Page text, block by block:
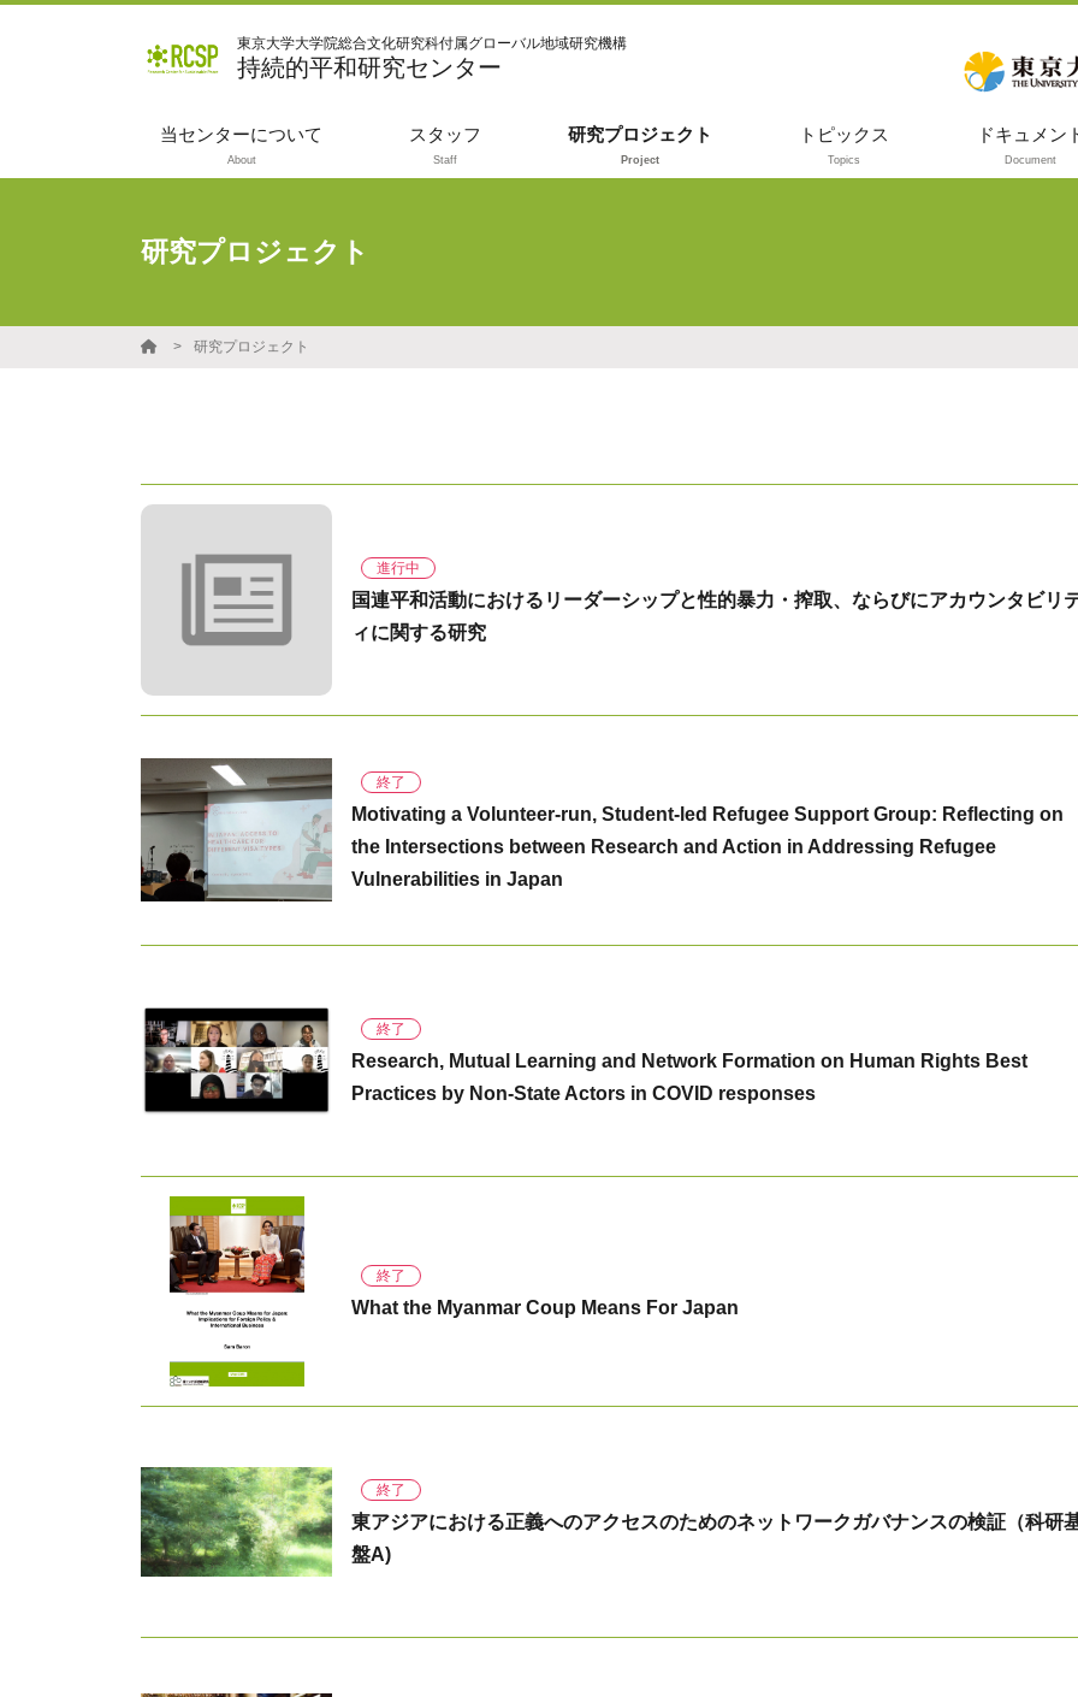
東京大学大学院総合文化研究科付属グローバル地域研究機構
持続的平和研究センター
当センターについて
About
スタッフ
Staff
研究プロジェクト
Project
トピックス
Topics
ドキュメン
Document
研究プロジェクト
研究プロジェクト
進行中
国連平和活動におけるリーダーシップと性的暴力・搾取、ならびにアカウンタビリ
ィに関する研究
終了
Motivating a Volunteer-run, Student-led Refugee Support Group: Reflecting on
the Intersections between Research and Action in Addressing Refugee
Vulnerabilities in Japan
終了
Research, Mutual Learning and Network Formation on Human Rights Best
Practices by Non-State Actors in COVID responses
終了
What the Myanmar Coup Means For Japan
終了
東アジアにおける正義へのアクセスのためのネットワークガバナンスの検証（科研
盤A)